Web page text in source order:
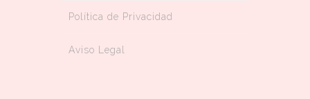
Política de Privacidad
Aviso Legal